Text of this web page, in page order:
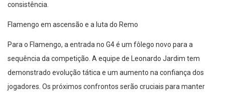
consistência.
Flamengo em ascensão e a luta do Remo
Para o Flamengo, a entrada no G4 é um fôlego novo para a
sequência da competição. A equipe de Leonardo Jardim tem
demonstrado evolução tática e um aumento na confiança dos
jogadores. Os próximos confrontos serão cruciais para manter